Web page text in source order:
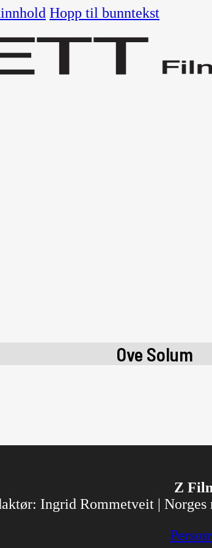
Hopp til bunntekst
Ove Solum
Z
Ingrid Rommetveit |